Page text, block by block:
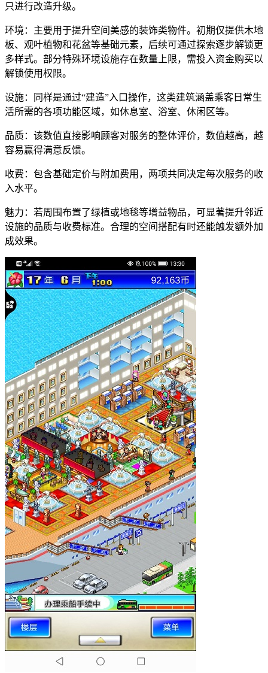
只进行改造升级。
环境：主要用于提升空间美感的装饰类物件。初期仅提供木地
板、观叶植物和花盆等基础元素，后续可通过探索逐步解锁更
多样式。部分特殊环境设施存在数量上限，需投入资金购买以
解锁使用权限。
设施：同样是通过“建造”入口操作，这类建筑涵盖乘客日常生
活所需的各项功能区域，如休息室、浴室、休闲区等。
品质：该数值直接影响顾客对服务的整体评价，数值越高，越
容易赢得满意反馈。
收费：包含基础定价与附加费用，两项共同决定每次服务的收
入水平。
魅力：若周围布置了绿植或地毯等增益物品，可显著提升邻近
设施的品质与收费标准。合理的空间搭配有时还能触发额外加
成效果。